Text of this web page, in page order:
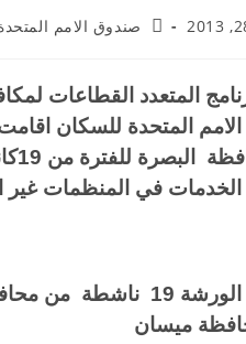
صندوق الامم
المتعدد القطاعات
المتحدة للسكان
من 19كانون الثاني لغاية 23كانون الثاني 2013
في المنظمات غير
19 ناشطة من
ميسان